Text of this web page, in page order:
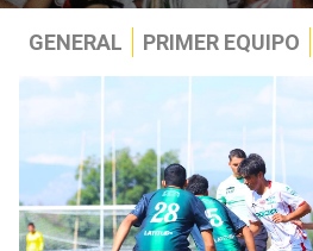
GENERAL PRIMER EQUIPO